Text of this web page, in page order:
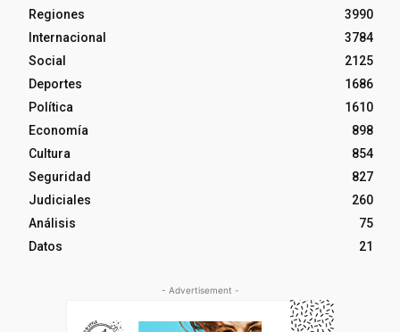
Regiones
3990
Internacional
3784
Social
2125
Deportes
1686
Política
1610
Economía
898
Cultura
854
Seguridad
827
Judiciales
260
Análisis
75
Datos
21
- Advertisement -